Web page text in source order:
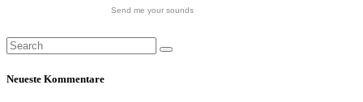
Send me your sounds
Neueste Kommentare